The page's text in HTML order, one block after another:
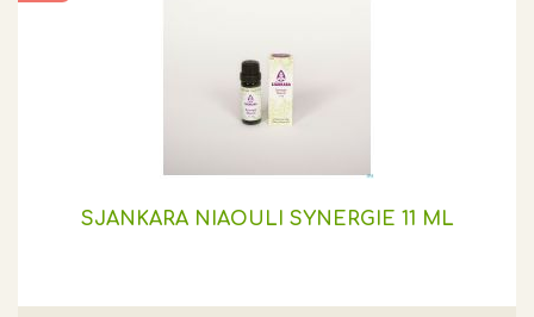
SJANKARA NIAOULI SYNERGIE 11 ML